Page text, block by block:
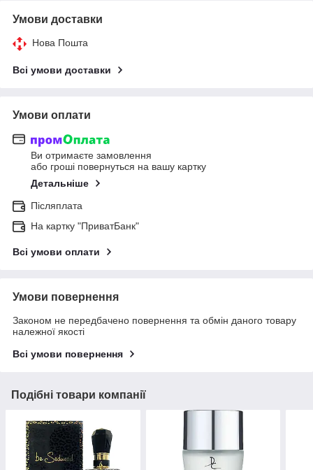
Умови доставки
Нова Пошта
Всі умови доставки
Умови оплати
Ви отримаєте замовлення
або гроші повернуться на вашу картку
Детальніше
Післяплата
На картку "ПриватБанк"
Всі умови оплати
Умови повернення
Законом не передбачено повернення та обмін даного товару
належної якості
Всі умови повернення
Подібні товари компанії